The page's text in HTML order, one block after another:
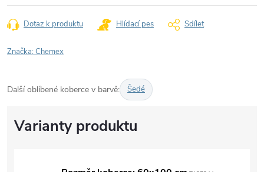
Dotaz k produktu Hlídací pes Sdílet
Značka:Chemex
Další oblíbené koberce v barvě: Šedé